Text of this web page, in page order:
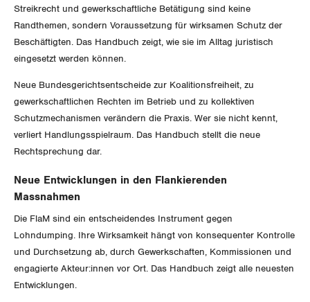
Migrationskommission
Queer-Kommission
Rentner:innen-Kommission
Freiburg
Genf
Glarus
Graubünden
Jura
Luzern
OFFENE STELLEN
AGENDA
Vernehmlassungen
Bücher/Broschüren
Streikrecht und gewerkschaftliche Betätigung sind keine
Randthemen, sondern Voraussetzung für wirksamen Schutz der
Beschäftigten. Das Handbuch zeigt, wie sie im Alltag juristisch
eingesetzt werden können.
Neue Bundesgerichtsentscheide zur Koalitionsfreiheit, zu
gewerkschaftlichen Rechten im Betrieb und zu kollektiven
Schutzmechanismen verändern die Praxis. Wer sie nicht kennt,
verliert Handlungsspielraum. Das Handbuch stellt die neue
Rechtsprechung dar.
Neue Entwicklungen in den Flankierenden
Massnahmen
Die FlaM sind ein entscheidendes Instrument gegen
Lohndumping. Ihre Wirksamkeit hängt von konsequenter Kontrolle
und Durchsetzung ab, durch Gewerkschaften, Kommissionen und
engagierte Akteur:innen vor Ort. Das Handbuch zeigt alle neuesten
Entwicklungen.